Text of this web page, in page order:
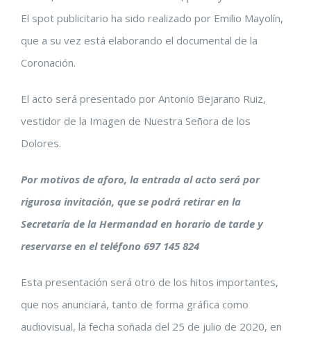
El spot publicitario ha sido realizado por Emilio Mayolín,
que a su vez está elaborando el documental de la
Coronación.
El acto será presentado por Antonio Bejarano Ruiz,
vestidor de la Imagen de Nuestra Señora de los
Dolores.
Por motivos de aforo, la entrada al acto será por
rigurosa invitación, que se podrá retirar en la
Secretaría de la Hermandad en horario de tarde y
reservarse en el teléfono 697 145 824
Esta presentación será otro de los hitos importantes,
que nos anunciará, tanto de forma gráfica como
audiovisual, la fecha soñada del 25 de julio de 2020, en